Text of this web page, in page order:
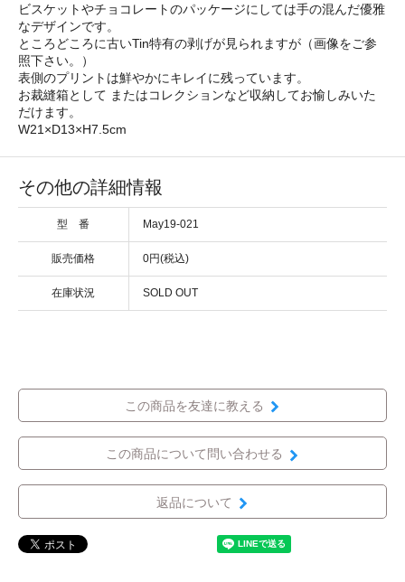
ビスケットやチョコレートのパッケージにしては手の混んだ優雅
なデザインです。
ところどころに古いTin特有の剥げが見られますが（画像をご参
照下さい。）
表側のプリントは鮮やかにキレイに残っています。
お裁縫箱として またはコレクションなど収納してお愉しみいた
だけます。
W21×D13×H7.5cm
その他の詳細情報
型 番 May19-021
販売価格 0円(税込)
在庫状況 SOLD OUT
この商品を友達に教える
この商品について問い合わせる
返品について